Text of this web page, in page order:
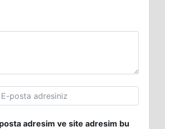
adresim ve site adresim bu